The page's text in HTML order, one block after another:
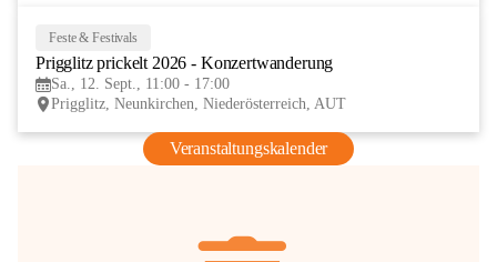
Feste & Festivals
Prigglitz prickelt 2026 - Konzertwanderung
Sa., 12. Sept., 11:00 - 17:00
Prigglitz, Neunkirchen, Niederösterreich, AUT
Veranstaltungskalender